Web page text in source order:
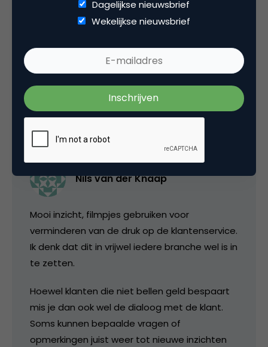
Marketing Design
2 Reacties
Nils van der Knaap
Mooi inzicht, filmpjes gebruiken voor
verminderen van de druk op de klantenservice.
Ik denk dat dit in vrijwel iedere branche wel is in
te zetten.
Hoewel klanten die niet bellen geld bespaart
mis je dan ook wel de dialoog met de klant.
Soms kunnen bepaalde vragen of
opmerkingen juist weer tot nieuwe inzichten
Dagelijkse nieuwsbrief
Wekelijkse nieuwsbrief